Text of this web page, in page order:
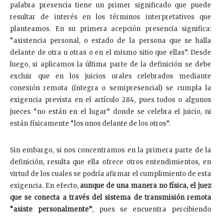
palabra presencia tiene un primer significado que puede
resultar de interés en los términos interpretativos que
planteamos. En su primera acepción presencia significa:
“asistencia personal, o estado de la persona que se halla
delante de otra u otras o en el mismo sitio que ellas”. Desde
luego, si aplicamos la última parte de la definición se debe
excluir que en los juicios orales celebrados mediante
conexión remota (íntegra o semipresencial) se cumpla la
exigencia prevista en el artículo 284, pues todos o algunos
jueces “no están en el lugar” donde se celebra el juicio, ni
están físicamente “los unos delante de los otros”.
Sin embargo, si nos concentramos en la primera parte de la
definición, resulta que ella ofrece otros entendimientos, en
virtud de los cuales se podría afirmar el cumplimiento de esta
exigencia. En efecto, aunque de una manera no física, el juez
que se conecta a través del sistema de transmisión remota
“asiste personalmente”, pues se encuentra percibiendo